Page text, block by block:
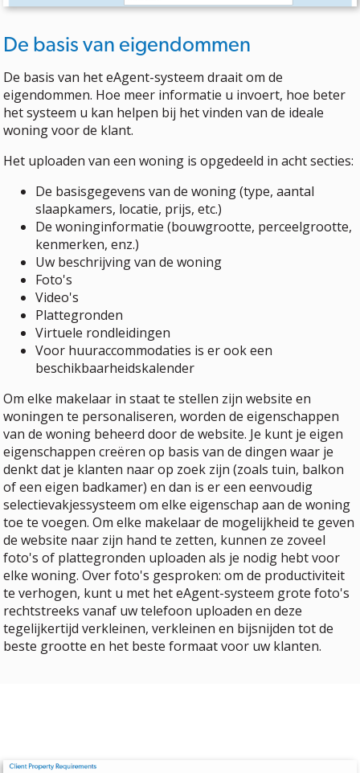
De basis van eigendommen
De basis van het eAgent-systeem draait om de
eigendommen. Hoe meer informatie u invoert, hoe beter
het systeem u kan helpen bij het vinden van de ideale
woning voor de klant.
Het uploaden van een woning is opgedeeld in acht secties:
De basisgegevens van de woning (type, aantal
slaapkamers, locatie, prijs, etc.)
De woninginformatie (bouwgrootte, perceelgrootte,
kenmerken, enz.)
Uw beschrijving van de woning
Foto's
Video's
Plattegronden
Virtuele rondleidingen
Voor huuraccommodaties is er ook een
beschikbaarheidskalender
Om elke makelaar in staat te stellen zijn website en
woningen te personaliseren, worden de eigenschappen
van de woning beheerd door de website. Je kunt je eigen
eigenschappen creëren op basis van de dingen waar je
denkt dat je klanten naar op zoek zijn (zoals tuin, balkon
of een eigen badkamer) en dan is er een eenvoudig
selectievakjessysteem om elke eigenschap aan de woning
toe te voegen. Om elke makelaar de mogelijkheid te geven
de website naar zijn hand te zetten, kunnen ze zoveel
foto's of plattegronden uploaden als je nodig hebt voor
elke woning. Over foto's gesproken: om de productiviteit
te verhogen, kunt u met het eAgent-systeem grote foto's
rechtstreeks vanaf uw telefoon uploaden en deze
tegelijkertijd verkleinen, verkleinen en bijsnijden tot de
beste grootte en het beste formaat voor uw klanten.